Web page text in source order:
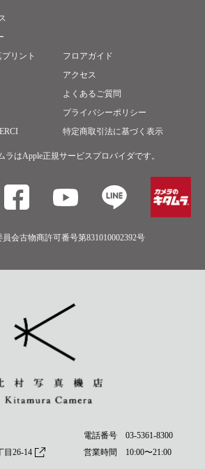
リント
フロアガイド
アクセス
よくあるご質問
プライバシーポリシー
特定商取引法に基づく表示
はApple正規サービスプロバイダです。
会古物商許可番号第831010002392号
目26-14
電話番号 03-5361-8300
営業時間 10:00〜21:00